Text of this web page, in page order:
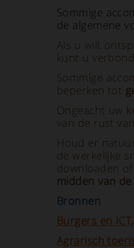
Sommige
de algemene
Als u wilt
kunt u
Sommige
beperken tot
Ongeacht uw
van de rust
Houd er
de werkelijke
downloaden
midden van
Bronnen
Burgers en
Agrarisch